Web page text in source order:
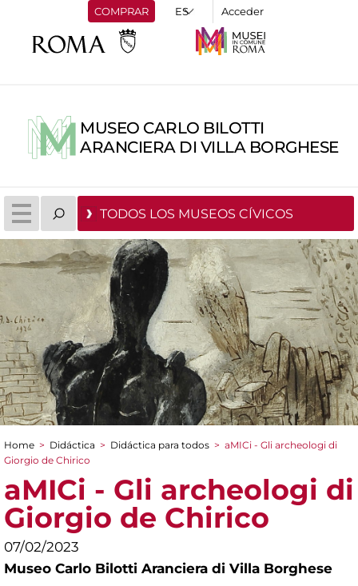
COMPRAR Acceder
MUSEO CARLO BILOTTI
ARANCIERA DI VILLA BORGHESE
TODOS LOS MUSEOS CÍVICOS
You are here
Home > Didáctica > Didáctica para todos > aMICi - Gli archeologi di
Giorgio de Chirico
aMICi - Gli archeologi di
Giorgio de Chirico
07/02/2023
Museo Carlo Bilotti Aranciera di Villa Borghese